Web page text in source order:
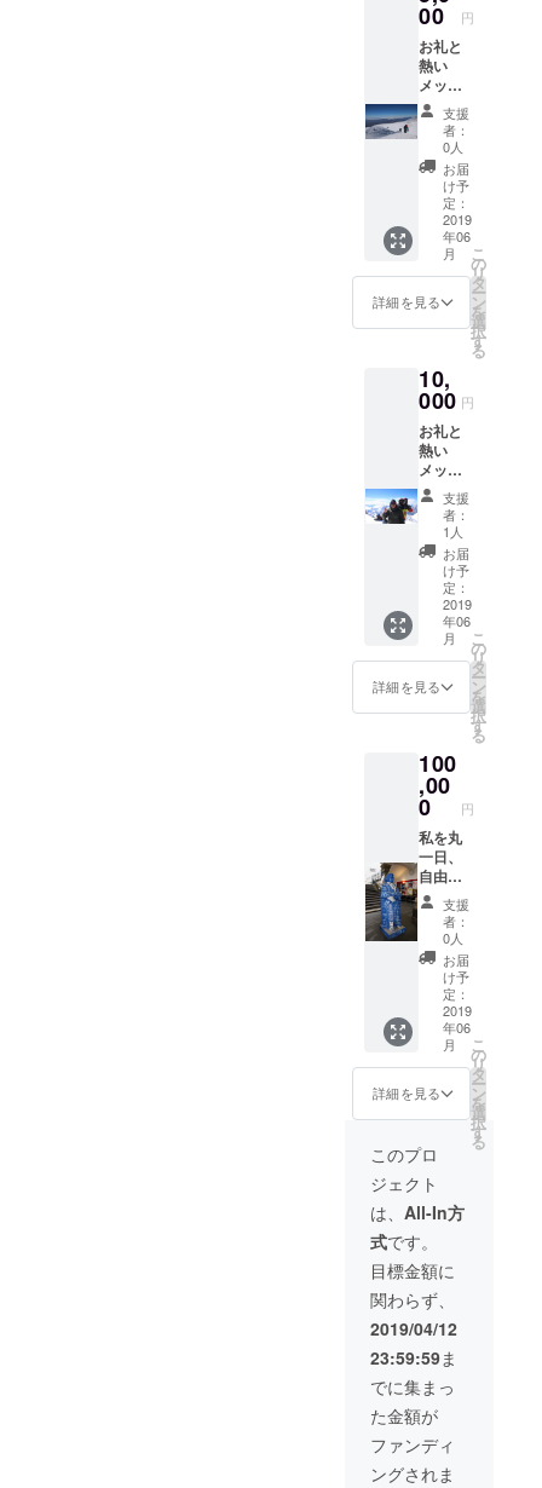
させて
頂きま
す。
00 円
お礼と
熱い
メッ
セー
ジ、前
回の
登った
ヨー
ロッパ
最高峰
エルブ
ルース
の写真
とその
旅の写
真をお
せて頂
きま
す。 ま
た今回
デナリ
やアラ
スカの
写真
や・旅
の写真
などを
メール
で送ら
させて
頂きま
す。
支援
者：
0人
お届
け予
定：
2019
年06
月
詳細を見る
こ
の
リ
タ
ー
ン
を
選
択
す
る
10,
000 円
お礼と
熱い
メッ
セー
ジ、前
回の
登った
ヨー
ロッパ
最高峰
エルブ
ルース
の写真
とその
旅の写
真をお
せて頂
きま
す。 ま
た今回
デナリ
やアラ
スカの
写真
や・旅
の写真
などを
送らさ
せて頂
きま
す。 ま
た、山
頂で掲
げる旗
に名前
若しく
はペン
ネーム
などを
書かさ
せて頂
きま
す。 山
頂での
名前入
りの写
真も
撮って
メール
でお送
りしま
す。
支援
者：
1人
お届
け予
定：
2019
年06
月
詳細を見る
こ
の
リ
タ
ー
ン
を
選
択
す
る
100
,00
0 円
私を丸
一日、
自由に
お使い
くださ
い。 (公
序良俗
に反す
る内
容、法
令に違
反する
内容な
どはお
受けで
きませ
ん) 場所
や交通
費は要
相談に
なりま
すが、
世界中
に行け
ない所
(武装地
帯以外)
は私に
は無い
と思い
ます。
お礼と
熱い
メッ
支援
者：
0人
お届
け予
定：
2019
年06
月
詳細を見る
こ
の
リ
タ
ー
ン
を
選
択
す
る
このプロ
ジェクト
は、 All-In方
式です。
目標金額に
関わらず、
2019/04/12
23:59:59ま
でに集まっ
た金額が
ファンディ
ングされま